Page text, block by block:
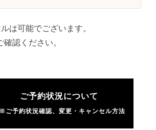
は可能でございます。
認ください。
ご予約状況について
予約状況確認、変更・キャンセル方法